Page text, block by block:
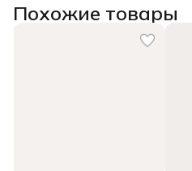
Похожие товары